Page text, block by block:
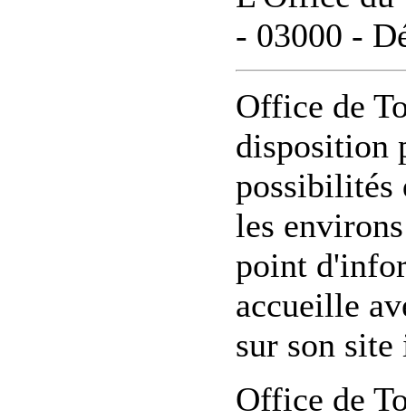
- 03000 -
Office de
disposition
possibilités
les
point
accueille
sur son
Office de